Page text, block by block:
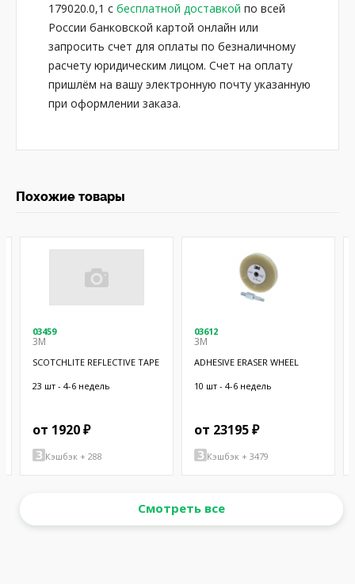
179020.0,1 с бесплатной доставкой по всей
России банковской картой онлайн или
запросить счет для оплаты по безналичному
расчету юридическим лицом. Счет на оплату
пришлём на вашу электронную почту указанную
при оформлении заказа.
Похожие товары
03459
3M
SCOTCHLITE REFLECTIVE TAPE
23 шт - 4-6 недель
от 1920 ₽
Кэшбэк + 288
03612
3M
ADHESIVE ERASER WHEEL
10 шт - 4-6 недель
от 23195 ₽
Кэшбэк + 3479
Смотреть все